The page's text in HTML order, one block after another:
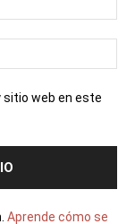
sitio web en este
Aprende cómo se